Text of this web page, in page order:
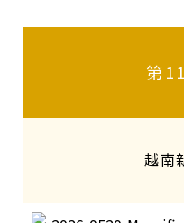
第
越南